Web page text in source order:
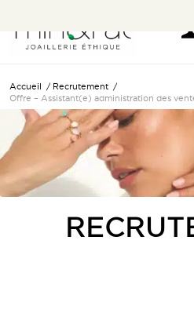
Accueil / Recrutement /
Offre – Assistant(e) administration des